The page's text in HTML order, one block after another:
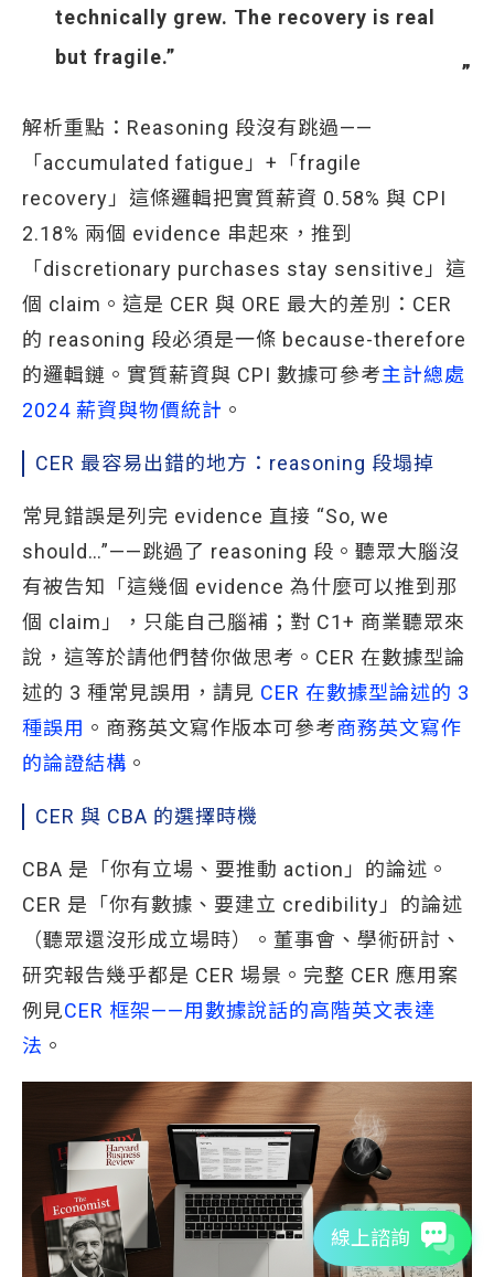
technically grew. The recovery is real
but fragile.”
解析重點：Reasoning 段沒有跳過——
「accumulated fatigue」+「fragile
recovery」這條邏輯把實質薪資 0.58% 與 CPI
2.18% 兩個 evidence 串起來，推到
「discretionary purchases stay sensitive」這
個 claim。這是 CER 與 ORE 最大的差別：CER
的 reasoning 段必須是一條 because-therefore
的邏輯鏈。實質薪資與 CPI 數據可參考主計總處
2024 薪資與物價統計 。
CER 最容易出錯的地方：reasoning 段塌掉
常見錯誤是列完 evidence 直接 “So, we
should…”——跳過了 reasoning 段。聽眾大腦沒
有被告知「這幾個 evidence 為什麼可以推到那
個 claim」，只能自己腦補；對 C1+ 商業聽眾來
說，這等於請他們替你做思考。CER 在數據型論
述的 3 種常見誤用，請見 CER 在數據型論述的 3
種誤用 。商務英文寫作版本可參考商務英文寫作
的論證結構 。
CER 與 CBA 的選擇時機
CBA 是「你有立場、要推動 action」的論述。
CER 是「你有數據、要建立 credibility」的論述
（聽眾還沒形成立場時）。董事會、學術研討、
研究報告幾乎都是 CER 場景。完整 CER 應用案
例見CER 框架——用數據說話的高階英文表達
法 。
線上諮詢